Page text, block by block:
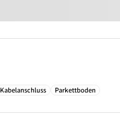
Kabelanschluss Parkettboden